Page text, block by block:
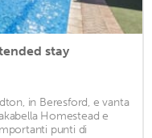
stay
in Beresford, e vanta
Homestead e
punti di